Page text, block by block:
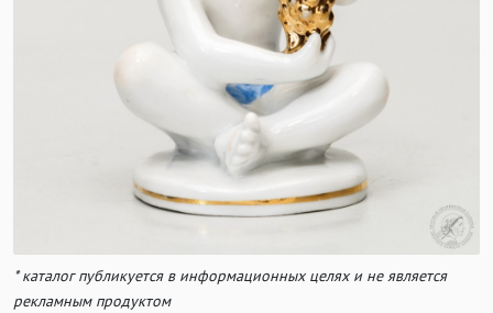
* каталог публикуется в информационных целях и не является
рекламным продуктом